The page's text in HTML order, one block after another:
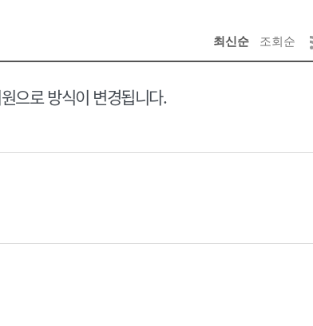
최신순 조회순
으로 방식이 변경됩니다.